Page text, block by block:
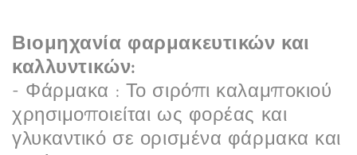
Βιομηχανία φαρμακευτικών και
καλλυντικών:
- Φάρμακα : Το σιρόπι καλαμποκιού
χρησιμοποιείται ως φορέας και
γλυκαντικό σε ορισμένα φάρμακα και